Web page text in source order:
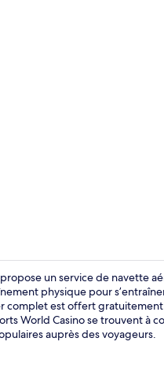
un service de navette
physique pour
complet est offert
World Casino se trouvent à
auprès des voyageurs.